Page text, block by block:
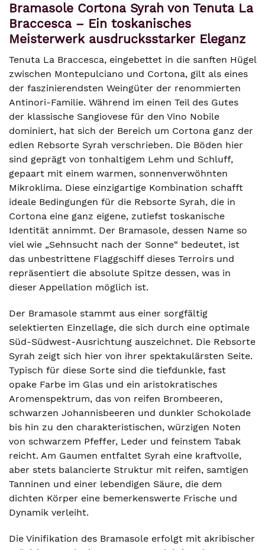
Bramasole Cortona Syrah von Tenuta La
Braccesca – Ein toskanisches
Meisterwerk ausdrucksstarker Eleganz
Tenuta La Braccesca, eingebettet in die sanften Hügel
zwischen Montepulciano und Cortona, gilt als eines
der faszinierendsten Weingüter der renommierten
Antinori-Familie. Während im einen Teil des Gutes
der klassische Sangiovese für den Vino Nobile
dominiert, hat sich der Bereich um Cortona ganz der
edlen Rebsorte Syrah verschrieben. Die Böden hier
sind geprägt von tonhaltigem Lehm und Schluff,
gepaart mit einem warmen, sonnenverwöhnten
Mikroklima. Diese einzigartige Kombination schafft
ideale Bedingungen für die Rebsorte Syrah, die in
Cortona eine ganz eigene, zutiefst toskanische
Identität annimmt. Der Bramasole, dessen Name so
viel wie „Sehnsucht nach der Sonne“ bedeutet, ist
das unbestrittene Flaggschiff dieses Terroirs und
repräsentiert die absolute Spitze dessen, was in
dieser Appellation möglich ist.
Der Bramasole stammt aus einer sorgfältig
selektierten Einzellage, die sich durch eine optimale
Süd-Südwest-Ausrichtung auszeichnet. Die Rebsorte
Syrah zeigt sich hier von ihrer spektakulärsten Seite.
Typisch für diese Sorte sind die tiefdunkle, fast
opake Farbe im Glas und ein aristokratisches
Aromenspektrum, das von reifen Brombeeren,
schwarzen Johannisbeeren und dunkler Schokolade
bis hin zu den charakteristischen, würzigen Noten
von schwarzem Pfeffer, Leder und feinstem Tabak
reicht. Am Gaumen entfaltet Syrah eine kraftvolle,
aber stets balancierte Struktur mit reifen, samtigen
Tanninen und einer lebendigen Säure, die dem
dichten Körper eine bemerkenswerte Frische und
Dynamik verleiht.
Die Vinifikation des Bramasole erfolgt mit akribischer